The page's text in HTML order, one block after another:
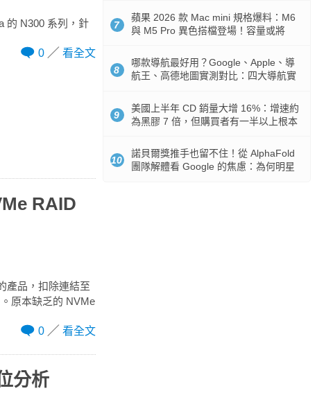
的 N300 系列，針
0
看全文
RAID
產品，扣除連結至
原本缺乏的 NVMe
0
看全文
分析
7
蘋果 2026 款 Mac mini 規格爆料：M6
與 M5 Pro 異色搭檔登場！容量或將
8
哪款導航最好用？Google、Apple、導
航王、高德地圖實測對比：四大導航實
9
美國上半年 CD 銷量大增 16%：增速約
為黑膠 7 倍，但購買者有一半以上根本
10
諾貝爾獎推手也留不住！從 AlphaFold
團隊解體看 Google 的焦慮：為何明星